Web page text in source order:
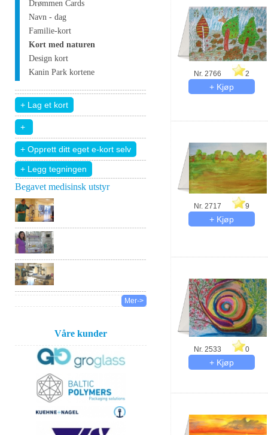
Drømmen Cards
Navn - dag
Familie-kort
Kort med naturen
Design kort
Kanin Park kortene
+ Legg tegningen
Begavet medisinsk utstyr
Mer->
Våre kunder
Nr. 2766 2
Nr. 2717 9
Nr. 2533 0